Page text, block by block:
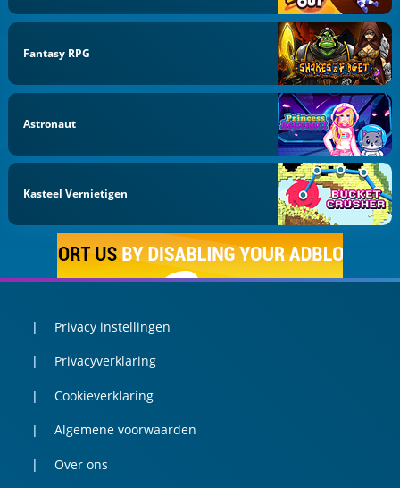
Fantasy RPG
Astronaut
Kasteel Vernietigen
Privacy instellingen
Privacyverklaring
Cookieverklaring
Algemene voorwaarden
Over ons